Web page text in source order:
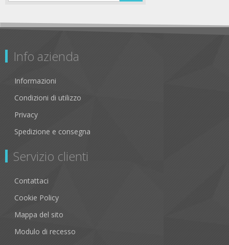
Info azienda
Informazioni
Condizioni di utilizzo
Privacy
Spedizione e consegna
Servizio clienti
Contattaci
Cookie Policy
Mappa del sito
Modulo di recesso